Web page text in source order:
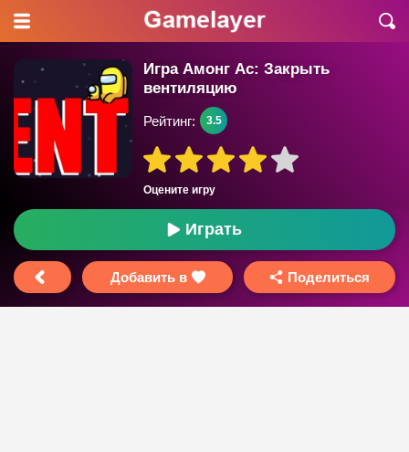
Игра Амонг Ас: Закрыть
вентиляцию
Оцените игру
Рейтинг: 3.5
Играть
Добавить в Поделиться